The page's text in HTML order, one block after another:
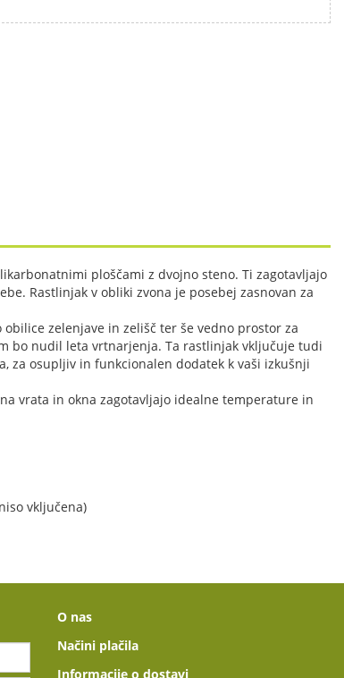
ploščami z dvojno steno. Ti zagotavljajo
Rastlinjak v obliki zvona je posebej zasnovan za
zelenjave in zelišč ter še vedno prostor za
bo nudil leta vrtnarjenja. Ta rastlinjak vključuje tudi
za osupljiv in funkcionalen dodatek k vaši izkušnji
vrata in okna zagotavljajo idealne temperature in
vključena)
O nas
Načini plačila
Informacije o dostavi